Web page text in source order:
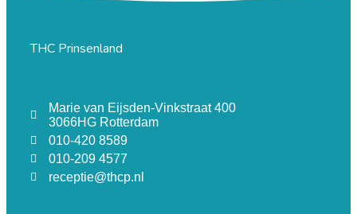
THC Prinsenland
Marie van Eijsden-Vinkstraat 400
3066HG Rotterdam
010-420 8589
010-209 4577
receptie@thcp.nl